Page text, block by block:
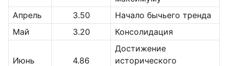
Апрель
3.50
Начало бычьего тренда
Май
3.20 Консолидация
Июнь 4.86
Достижение
исторического